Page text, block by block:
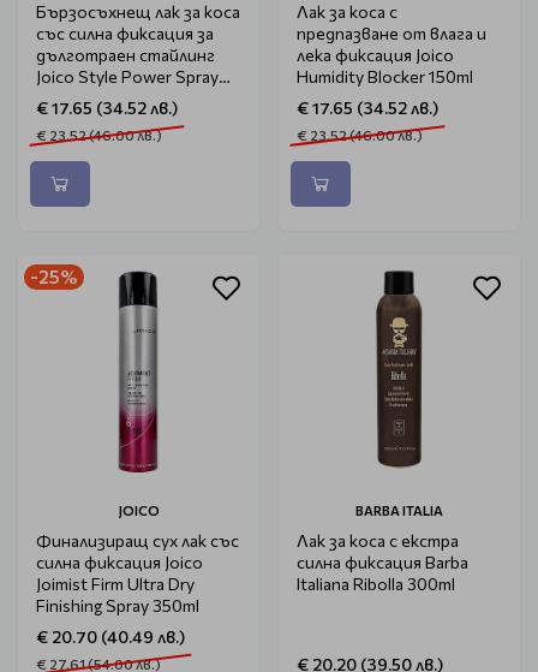
Бързосъхнещ лак за коса
със силна фиксация за
дълготраен стайлинг
Joico Style Power Spray
300ml
€ 17.65 (34.52 лв.)
€ 23.52 (46.00 лв.)
Лак за коса с
предпазване от влага и
лека фиксация Joico
Humidity Blocker 150ml
€ 17.65 (34.52 лв.)
€ 23.52 (46.00 лв.)
-25%
JOICO
Финализиращ сух лак със
силна фиксация Joico
Joimist Firm Ultra Dry
Finishing Spray 350ml
€ 20.70 (40.49 лв.)
€ 27.61 (54.00 лв.)
BARBA ITALIA
Лак за коса с екстра
силна фиксация Barba
Italiana Ribolla 300ml
€ 20.20 (39.50 лв.)